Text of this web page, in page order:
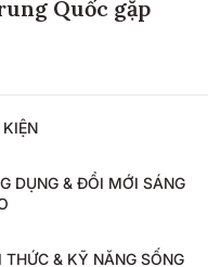
KIỆN
DỤNG & ĐỔI MỚI SÁNG
THỨC & KỸ NĂNG SỐNG